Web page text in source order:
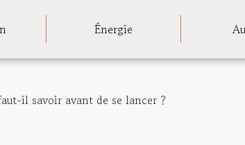
Énergie
il savoir avant de se lancer ?